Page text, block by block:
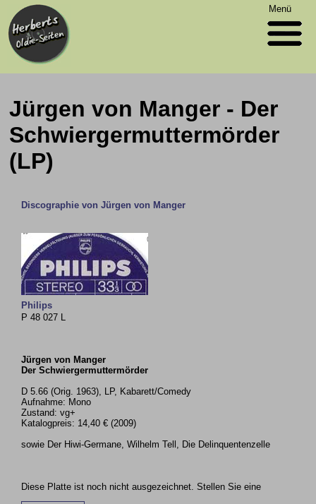
Menü
Jürgen von Manger - Der
Schwiergermuttermörder
(LP)
Discographie von Jürgen von Manger
Philips
P 48 027 L
Jürgen von Manger
Der Schwiergermuttermörder
D 5.66 (Orig. 1963), LP, Kabarett/Comedy
Aufnahme: Mono
Zustand: vg+
Katalogpreis: 14,40 € (2009)
sowie Der Hiwi-Germane, Wilhelm Tell, Die Delinquentenzelle
Diese Platte ist noch nicht ausgezeichnet. Stellen Sie eine